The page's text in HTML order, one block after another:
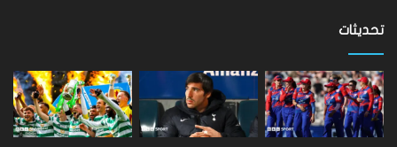
مستوى
العالم
تحديثات